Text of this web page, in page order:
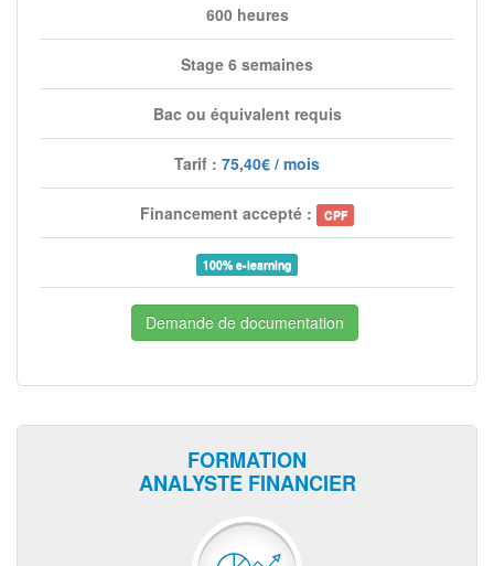
600 heures
Stage 6 semaines
Bac ou équivalent requis
Tarif : 75,40€ / mois
Financement accepté : CPF
100% e-learning
Demande de documentation
FORMATION
ANALYSTE FINANCIER